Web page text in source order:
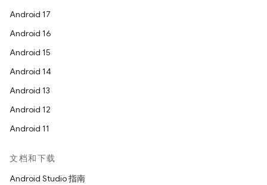
Android 17
Android 16
Android 15
Android 14
Android 13
Android 12
Android 11
文档和下载
Android Studio 指南